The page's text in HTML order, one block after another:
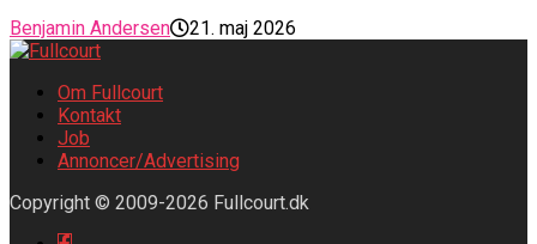
Benjamin Andersen
21. maj 2026
Om Fullcourt
Kontakt
Job
Annoncer/Advertising
Copyright © 2009-2026 Fullcourt.dk